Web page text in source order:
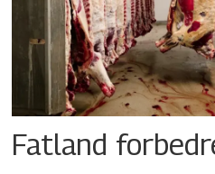
Fatland